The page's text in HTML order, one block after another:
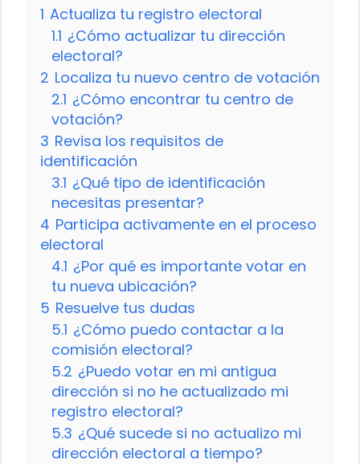
1 Actualiza tu registro electoral
1.1 ¿Cómo actualizar tu dirección
electoral?
2 Localiza tu nuevo centro de votación
2.1 ¿Cómo encontrar tu centro de
votación?
3 Revisa los requisitos de
identificación
3.1 ¿Qué tipo de identificación
necesitas presentar?
4 Participa activamente en el proceso
electoral
4.1 ¿Por qué es importante votar en
tu nueva ubicación?
5 Resuelve tus dudas
5.1 ¿Cómo puedo contactar a la
comisión electoral?
5.2 ¿Puedo votar en mi antigua
dirección si no he actualizado mi
registro electoral?
5.3 ¿Qué sucede si no actualizo mi
dirección electoral a tiempo?